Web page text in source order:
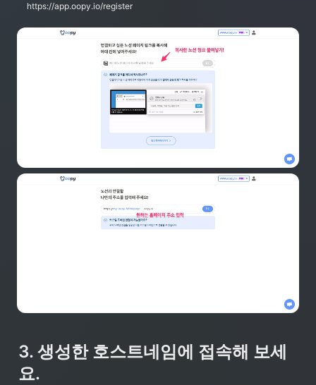
https://app.oopy.io/register
3. 생성한 호스트네임에 접속해 보세
요.